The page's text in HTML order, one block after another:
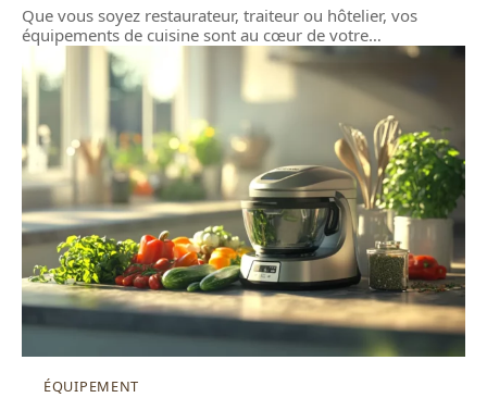
Que vous soyez restaurateur, traiteur ou hôtelier, vos
équipements de cuisine sont au cœur de votre…
ÉQUIPEMENT